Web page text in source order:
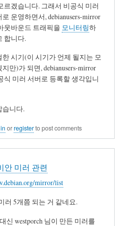
르겠습니다. 그래서 비공식 미러
로 운영하면서, debianusers-mirror
웃바운드 트래픽을 모니터링하
합니다.
한 시기(이 시기가 언제 될지는 모
지만)가 되면, debianusers-mirror
식 미러 서버로 등록할 생각입니
습니다.
orregisterto post comments
안 미러 관련
mirror/list
러 5개쯤 되는 거 같네요.
신 westporch 님이 만든 미러를